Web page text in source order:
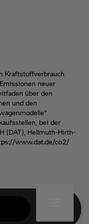
Kraftstoffverbrauch
neuer
über den
und den
bei der
(DAT), Hellmuth-Hirth-
www.dat.de/co2/